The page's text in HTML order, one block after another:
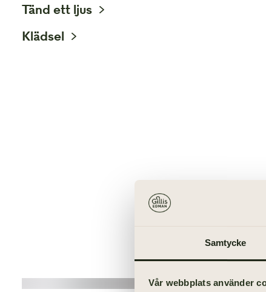
Samtycke
Vår webbplats använder
Tänd ett ljus
Klädsel